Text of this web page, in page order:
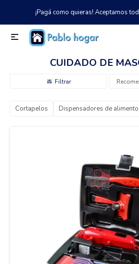
¡Pagá como quieras! Aceptamos

CUIDADO DE
Cortapelos Dispensadores de
Catálogo Tienda
Climatización
Refrigeración
Electrodomésticos
Cuidado de mascotas